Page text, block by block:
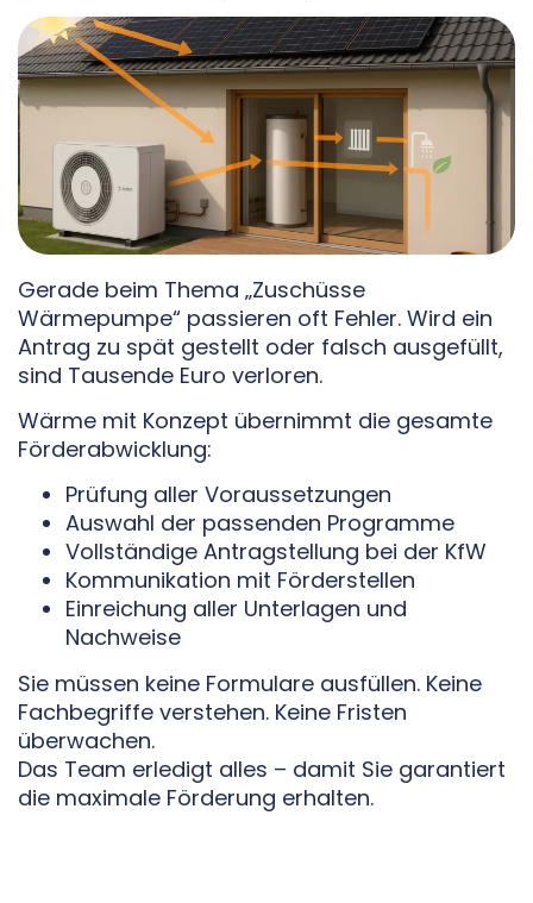
Gerade beim Thema „Zuschüsse
Wärmepumpe“ passieren oft Fehler. Wird ein
Antrag zu spät gestellt oder falsch ausgefüllt,
sind Tausende Euro verloren.
Wärme mit Konzept übernimmt die gesamte
Förderabwicklung:
Prüfung aller Voraussetzungen
Auswahl der passenden Programme
Vollständige Antragstellung bei der KfW
Kommunikation mit Förderstellen
Einreichung aller Unterlagen und
Nachweise
Sie müssen keine Formulare ausfüllen. Keine
Fachbegriffe verstehen. Keine Fristen
überwachen.
Das Team erledigt alles – damit Sie garantiert
die maximale Förderung erhalten.